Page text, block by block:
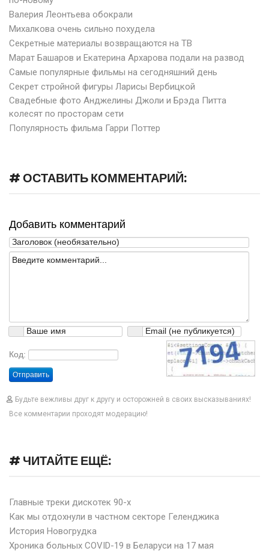
Валерия Леонтьева обокрали
Михалкова очень сильно похудела
Секретные материалы возвращаются на ТВ
Марат Башаров и Екатерина Архарова подали на развод
Самые популярные фильмы на сегодняшний день
Секрет стройной фигуры Ларисы Вербицкой
Свадебные фото Анджелины Джоли и Брэда Питта
колесят по просторам сети
Популярность фильма Гарри Поттер
# ОСТАВИТЬ КОММЕНТАРИЙ:
Добавить комментарий
Код:
Отправить
Будьте вежливы друг к другу и осторожней в своих высказываниях!
Все комментарии проходят модерацию!
# ЧИТАЙТЕ ЕЩЁ:
Главные треки дискотек 90-х
Как мы отдохнули в частном секторе Геленджика
История Новогрудка
Хроника больных COVID-19 в Беларуси на 17 мая